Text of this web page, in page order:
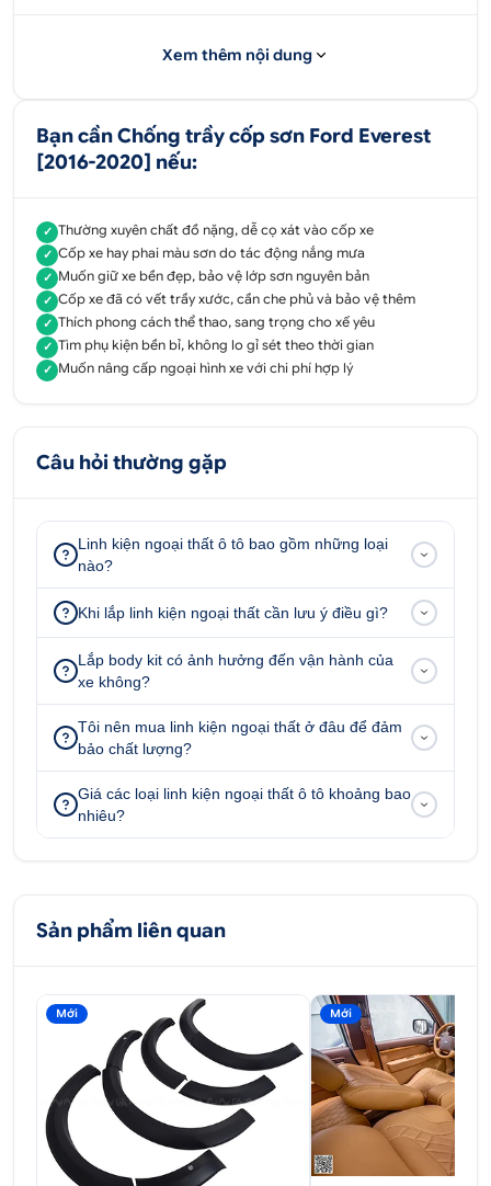
phẩm còn mang vẻ tươi mới, một diện mạo đầy
sang trọng và hiện đại, tạo nên điểm nhấn vô cùng
cao cấp, tạo sự sang trọng hơn cho các chi tiết
trên xe. Do đó, sản phẩm này có khả năng chống
trầy xước, chống nắng, không bị phai màu hay rạn
nứt phần sơn của cốp sau thời gian dài sử dụng.
Sản phẩm chống trầy cốp sơn này được cung cấp
tại Ô Tô Hoàng Kim đảm bảo chất lượng, giá tốt
như: Chén cửa, Tay cửa, Bệ bước sơn, bệ bước
Các sản phẩm vệ sinh, chăm sóc xe,... của tất cả
các hãng xe có trên thị trường với giá tốt nhất.
ĐẶT HÀNG NGAY
0707 228 338
Địa chỉ:52 - 58 Đường số 1, P.Bình Trị Đông B,
Q.Bình Tân, Tp.HCM
51 - 55 Đường số 7, P.An Lạc A, Q.Bình Tân, Tp.HCM
347 Quốc lộ 13, P. Hiệp Bình Phước, Q.Thủ Đức,
Tp.HCM
Xem thêm nội dung
Bạn cần Chống trầy cốp sơn Ford Everest
[2016-2020] nếu:
✓ Thường xuyên chất đồ nặng, dễ cọ xát vào cốp xe
✓ Cốp xe hay phai màu sơn do tác động nắng mưa
✓ Muốn giữ xe bền đẹp, bảo vệ lớp sơn nguyên bản
✓ Cốp xe đã có vết trầy xước, cần che phủ và bảo vệ thêm
✓ Thích phong cách thể thao, sang trọng cho xế yêu
✓ Tìm phụ kiện bền bỉ, không lo gỉ sét theo thời gian
✓ Muốn nâng cấp ngoại hình xe với chi phí hợp lý
Câu hỏi thường gặp
Linh kiện ngoại thất ô tô bao gồm những loại
nào?
Khi lắp linh kiện ngoại thất cần lưu ý điều gì?
Lắp body kit có ảnh hưởng đến vận hành của
xe không?
Tôi nên mua linh kiện ngoại thất ở đâu để đảm
bảo chất lượng?
Giá các loại linh kiện ngoại thất ô tô khoảng bao
nhiêu?
Sản phẩm liên quan
Mới Mới